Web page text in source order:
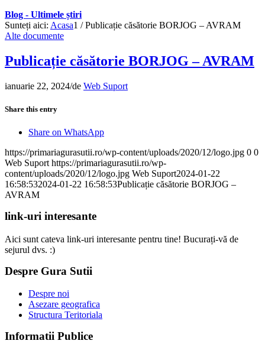
Blog - Ultimele știri
Sunteți aici: Acasa1 / Publicație căsătorie BORJOG – AVRAM
Alte documente
Publicație căsătorie BORJOG – AVRAM
ianuarie 22, 2024/de Web Suport
Share this entry
Share on WhatsApp
https://primariagurasutii.ro/wp-content/uploads/2020/12/logo.jpg 0 0
Web Suport https://primariagurasutii.ro/wp-
content/uploads/2020/12/logo.jpg Web Suport2024-01-22
16:58:532024-01-22 16:58:53Publicație căsătorie BORJOG –
AVRAM
link-uri interesante
Aici sunt cateva link-uri interesante pentru tine! Bucurați-vă de
sejurul dvs. :)
Despre Gura Sutii
Despre noi
Asezare geografica
Structura Teritoriala
Informatii Publice